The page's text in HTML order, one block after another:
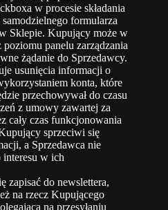
w procesie składania
formularza
Sklepie. Kupujący może w
panelu zarządzania
żądanie do Sprzedawcy.
usunięcia informacji o
konta, które
przechowywał do czasu
z umowy zawartej za
cały czas funkcjonowania
sprzeciwi się
a Sprzedawca nie
interesu w ich
zapisać do newslettera,
na rzecz Kupującego
na przesyłaniu